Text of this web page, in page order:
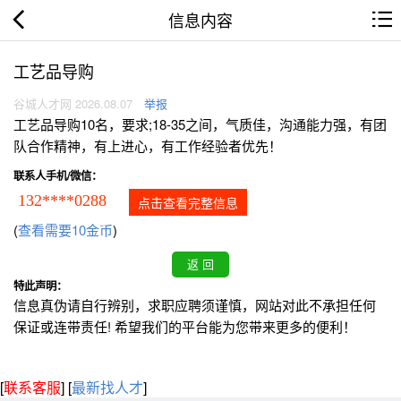
信息内容
工艺品导购
谷城人才网 2026.08.07 举报
工艺品导购10名，要求;18-35之间，气质佳，沟通能力强，有团
队合作精神，有上进心，有工作经验者优先！
联系人手机/微信：
132****0288 点击查看完整信息
(查看需要10金币)
特此声明：
信息真伪请自行辨别，求职应聘须谨慎，网站对此不承担任何
保证或连带责任! 希望我们的平台能为您带来更多的便利！
[联系客服] [最新找人才]